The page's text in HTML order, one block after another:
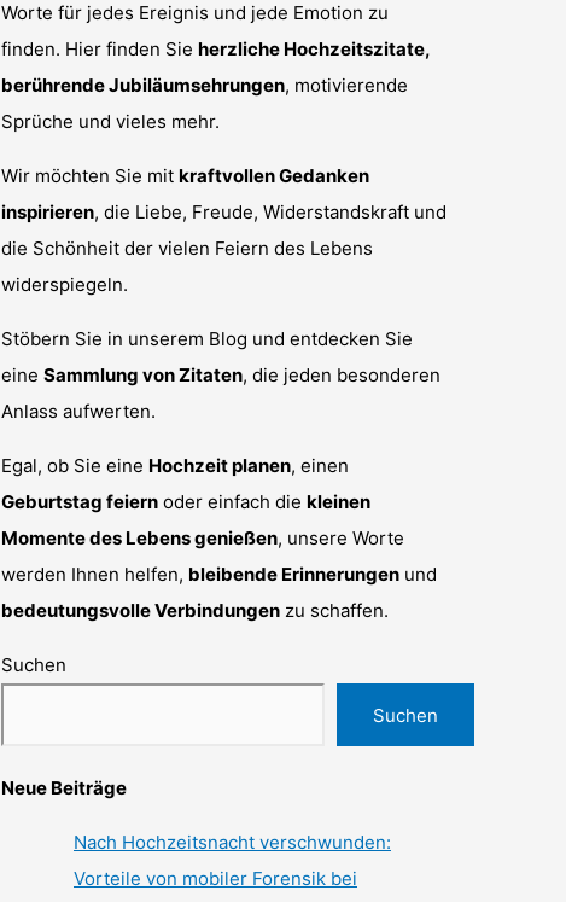
Worte für jedes Ereignis und jede Emotion zu
finden. Hier finden Sie herzliche Hochzeitszitate,
berührende Jubiläumsehrungen, motivierende
Sprüche und vieles mehr.
Wir möchten Sie mit kraftvollen Gedanken
inspirieren, die Liebe, Freude, Widerstandskraft und
die Schönheit der vielen Feiern des Lebens
widerspiegeln.
Stöbern Sie in unserem Blog und entdecken Sie
eine Sammlung von Zitaten, die jeden besonderen
Anlass aufwerten.
Egal, ob Sie eine Hochzeit planen, einen
Geburtstag feiern oder einfach die kleinen
Momente des Lebens genießen, unsere Worte
werden Ihnen helfen, bleibende Erinnerungen und
bedeutungsvolle Verbindungen zu schaffen.
Suchen
Suchen
Neue Beiträge
Nach Hochzeitsnacht verschwunden:
Vorteile von mobiler Forensik bei